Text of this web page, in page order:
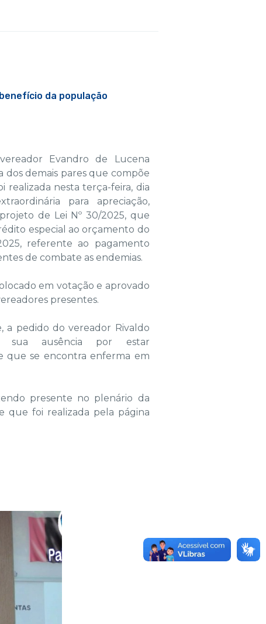
da população
Evandro de Lucena
dos demais pares que compõe
realizada nesta terça-feira, dia
para apreciação,
de Lei Nº 30/2025, que
especial ao orçamento do
referente ao pagamento
de combate as endemias.
em votação e aprovado
presentes.
a pedido do vereador Rivaldo
sua ausência por estar
que se encontra enferma em
presente no plenário da
que foi realizada pela página